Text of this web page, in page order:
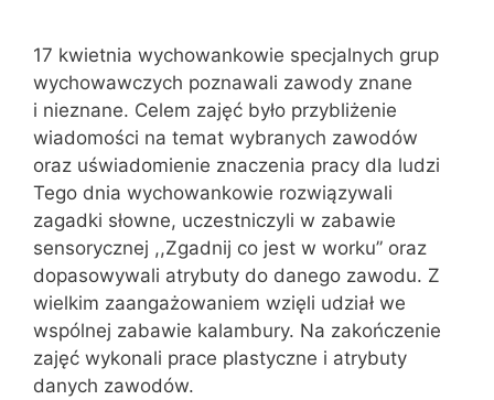
17 kwietnia wychowankowie specjalnych grup
wychowawczych poznawali zawody znane
i nieznane. Celem zajęć było przybliżenie
wiadomości na temat wybranych zawodów
oraz uświadomienie znaczenia pracy dla ludzi
Tego dnia wychowankowie rozwiązywali
zagadki słowne, uczestniczyli w zabawie
sensorycznej ,,Zgadnij co jest w worku” oraz
dopasowywali atrybuty do danego zawodu. Z
wielkim zaangażowaniem wzięli udział we
wspólnej zabawie kalambury. Na zakończenie
zajęć wykonali prace plastyczne i atrybuty
danych zawodów.